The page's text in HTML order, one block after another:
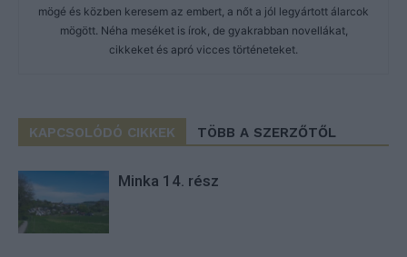
mögé és közben keresem az embert, a nőt a jól legyártott álarcok
mögött. Néha meséket is írok, de gyakrabban novellákat,
cikkeket és apró vicces történeteket.
KAPCSOLÓDÓ CIKKEK TÖBB A SZERZŐTŐL
Minka 14. rész